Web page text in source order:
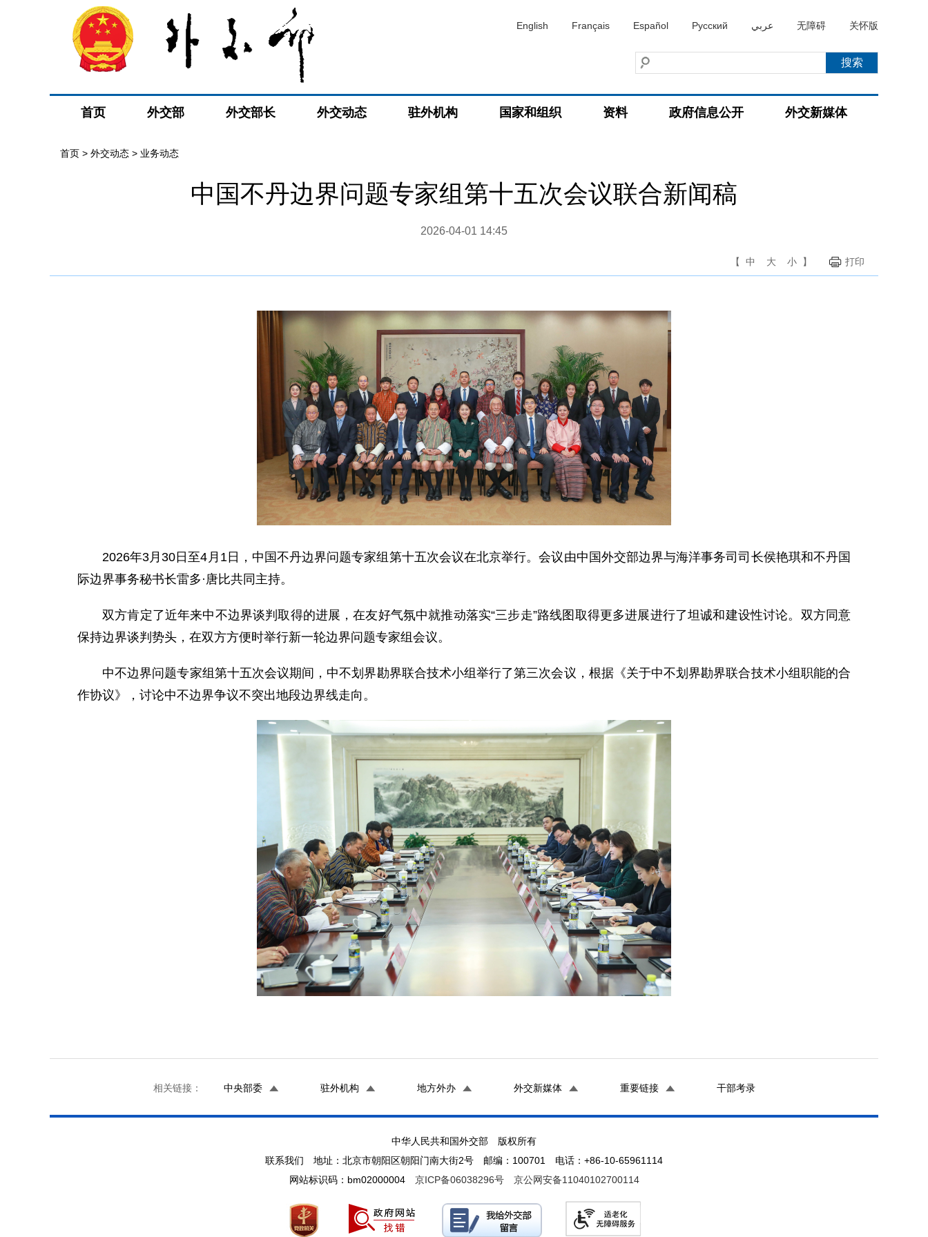
English Français Español Русский عربي 无障碍 关怀版
首页 外交部 外交部长 外交动态 驻外机构 国家和组织 资料 政府信息公开 外交新媒体
首页 > 外交动态 > 业务动态
中国不丹边界问题专家组第十五次会议联合新闻稿
2026-04-01 14:45
【 中 大 小 】 打印
2026年3月30日至4月1日，中国不丹边界问题专家组第十五次会议在北京举行。会议由中国外交部边界与海洋事务司司长侯艳琪和不丹国
际边界事务秘书长雷多·唐比共同主持。
双方肯定了近年来中不边界谈判取得的进展，在友好气氛中就推动落实“三步走”路线图取得更多进展进行了坦诚和建设性讨论。双方同意
保持边界谈判势头，在双方方便时举行新一轮边界问题专家组会议。
中不边界问题专家组第十五次会议期间，中不划界勘界联合技术小组举行了第三次会议，根据《关于中不划界勘界联合技术小组职能的合
作协议》，讨论中不边界争议不突出地段边界线走向。
相关链接： 中央部委 驻外机构 地方外办 外交新媒体 重要链接 干部考录
中华人民共和国外交部 版权所有
联系我们 地址：北京市朝阳区朝阳门南大街2号 邮编：100701 电话：+86-10-65961114
网站标识码：bm02000004 京ICP备06038296号 京公网安备11040102700114